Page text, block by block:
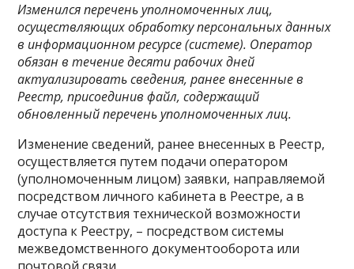
Изменился перечень уполномоченных лиц,
осуществляющих обработку персональных данных
в информационном ресурсе (системе). Оператор
обязан в течение десяти рабочих дней
актуализировать сведения, ранее внесенные в
Реестр, присоединив файл, содержащий
обновленный перечень уполномоченных лиц.
Изменение сведений, ранее внесенных в Реестр,
осуществляется путем подачи оператором
(уполномоченным лицом) заявки, направляемой
посредством личного кабинета в Реестре, а в
случае отсутствия технической возможности
доступа к Реестру, – посредством системы
межведомственного документооборота или